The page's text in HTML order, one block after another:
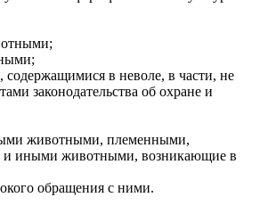
в неволе, в части, не
законодательства об охране и
животными, племенными,
иными животными, возникающие в
обращения с ними.